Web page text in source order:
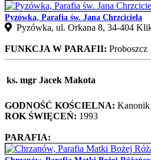
Pyzówka, Parafia św. Jana Chrzciciela
Pyzówka, ul. Orkana 8, 34‑404
FUNKCJA W PARAFII: Proboszcz
ks. mgr Jacek Makota
GODNOŚĆ KOŚCIELNA:
ROK ŚWIĘCEŃ: 1993
PARAFIA: